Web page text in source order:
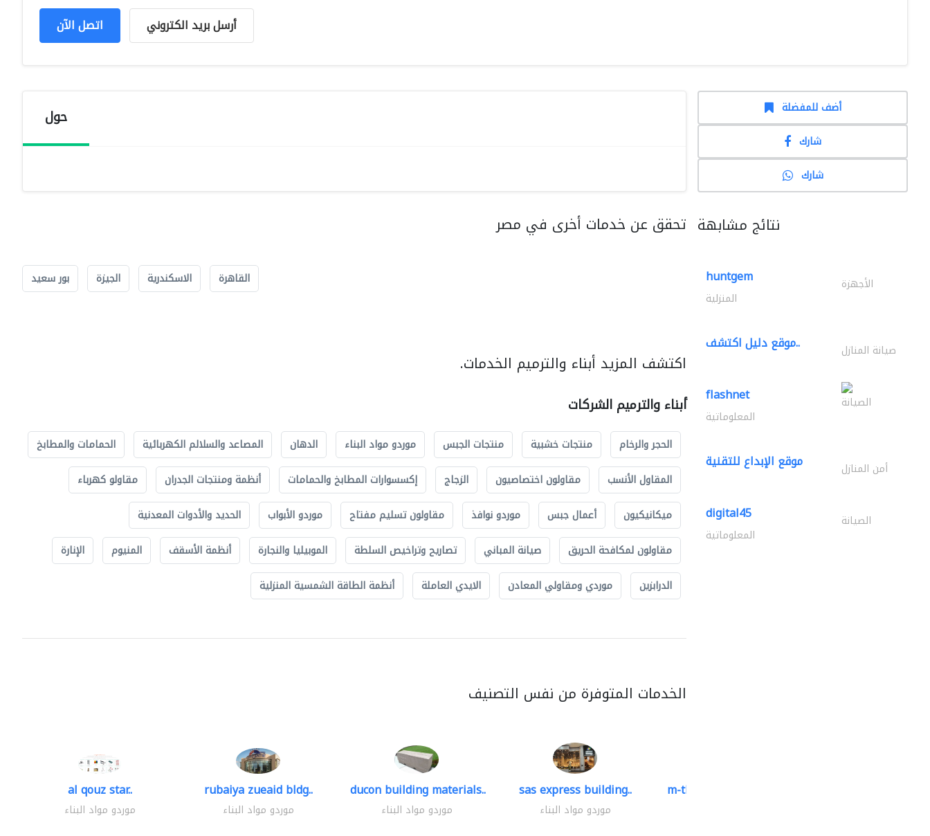
اتصل الآن أرسل بريد الكتروني
حول
تحقق عن خدمات أخرى في مصر
القاهرة الاسكندرية الجيزة بور سعيد
اكتشف المزيد أبناء والترميم الخدمات.
أبناء والترميم الشركات
الحجر والرخام منتجات خشبية منتجات الجبس موردو مواد البناء الدهان المصاعد والسلالم الكهربائية
الحمامات والمطابخ
المقاول الأنسب
مقاولون اختصاصيون الزجاج إكسسوارات المطابخ والحمامات أنظمة ومنتجات الجدران
مقاولو كهرباء
ميكانيكيون
أعمال جبس موردو نوافذ مقاولون تسليم مفتاح موردو الأبواب
الحديد والأدوات المعدنية
مقاولون لمكافحة الحريق
صيانة المباني تصاريح وتراخيص السلطة الموبيليا والنجارة أنظمة الأسقف المنيوم
الإنارة
الدرابزين
موردي ومقاولي المعادن الايدي العاملة أنظمة الطاقة الشمسية المنزلية
الخدمات المتوفرة من نفس التصنيف
al qouz star..
موردو مواد البناء
rubaiya zueaid bldg..
موردو مواد البناء
ducon building materials..
موردو مواد البناء
sas express building..
موردو مواد البناء
m-three building materials
أضف للمفضلة
شارك
شارك
نتائج مشابهة
huntgem الأجهزة
المنزلية
موقع دليل اكتشف.. صيانة المنازل
flashnet الصيانة
المعلوماتية
موقع الإبداع للتقنية أمن المنازل
digital45 الصيانة
المعلوماتية